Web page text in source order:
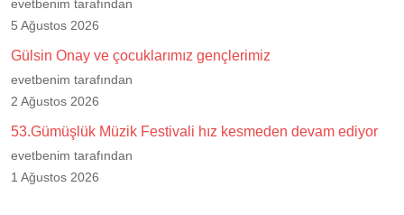
evetbenim tarafından
5 Ağustos 2026
Gülsin Onay ve çocuklarımız gençlerimiz
evetbenim tarafından
2 Ağustos 2026
53.Gümüşlük Müzik Festivali hız kesmeden devam ediyor
evetbenim tarafından
1 Ağustos 2026